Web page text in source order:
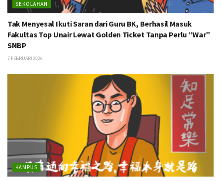
SEKOLAHAN
Tak Menyesal Ikuti Saran dari Guru BK, Berhasil Masuk
Fakultas Top Unair Lewat Golden Ticket Tanpa Perlu “War”
SNBP
7 FEBRUARI 2026
KAMPUS